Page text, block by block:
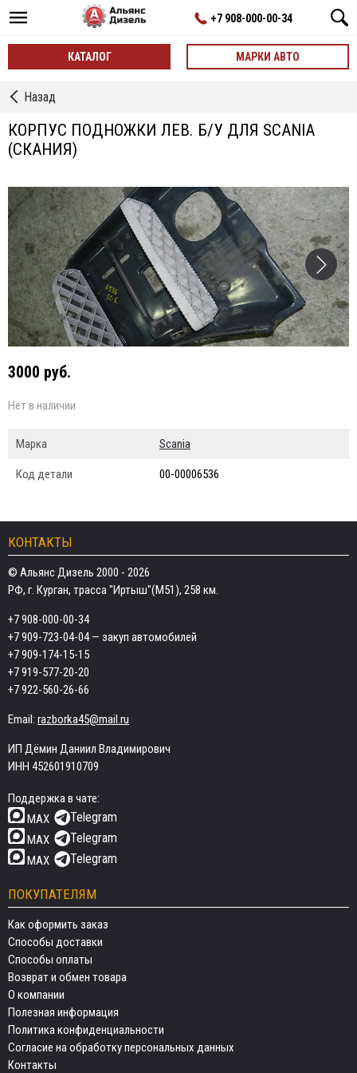
+7 908-000-00-34
КАТАЛОГ МАРКИ АВТО
←
Подножек
Назад
КОРПУС ПОДНОЖКИ ЛЕВ. Б/У ДЛЯ SCANIA
(СКАНИЯ)
3000 руб.
Нет в наличии
Марка Scania
Код детали 00-00006536
КОНТАКТЫ
© Альянс Дизель 2000 - 2026
РФ, г. Курган, трасса "Иртыш"(М51), 258 км.
+7 908-000-00-34
+7 909-723-04-04— закуп автомобилей
+7 909-174-15-15
+7 919-577-20-20
+7 922-560-26-66
Email: razborka45@mail.ru
ИП Дёмин Даниил Владимирович
ИНН 452601910709
Поддержка в чате:
MAX
Telegram
MAX Telegram
MAX Telegram
ПОКУПАТЕЛЯМ
Как оформить заказ
Способы доставки
Способы оплаты
Возврат и обмен товара
О компании
Полезная информация
Политика конфиденциальности
Согласие на обработку персональных данных
Контакты